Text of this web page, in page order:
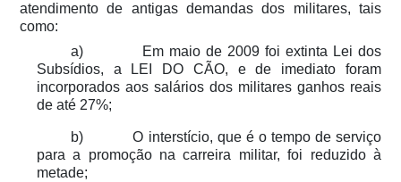
atendimento de antigas demandas dos militares, tais
como:
a) Em maio de 2009 foi extinta Lei dos
Subsídios, a LEI DO CÃO, e de imediato foram
incorporados aos salários dos militares ganhos reais
de até 27%;
b) O interstício, que é o tempo de serviço
para a promoção na carreira militar, foi reduzido à
metade;